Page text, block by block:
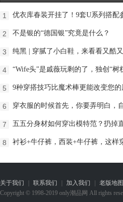
1 优衣库春装开挂了！9套U系列搭配
2 不是银的“德国银”究竟是什么？
3 纯黑 | 穿腻了小白鞋，来看看又酷
4 “Wife头”是戚薇玩剩的了，独创“树
5 9种穿搭技巧比魔术棒更能改变您
6 穿衣服的时候首先，你要弄明白，
7 五五分身材如何穿出模特范？扔掉
8 衬衫+牛仔裤，西装+牛仔裤，这样
关于我们 | 联系我们 | 加入我们 | 老版地图
Copyright © 1998-2019 only潮品网 All rights